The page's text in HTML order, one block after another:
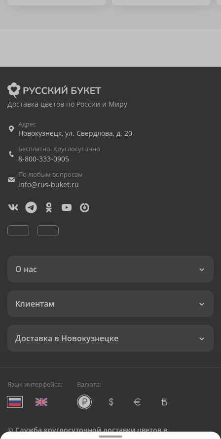
Доставка цветов по России и Миру
Адрес
Новокузнецк, ул. Свердлова, д. 20
Бесплатно. Круглосуточно
8-800-333-0905
По любым вопросам
info@rus-buket.ru
О нас
Клиентам
Доставка в Новокузнецке
Язык интерфейса: Валюта:
©Служба круглосуточной доставки цветов в